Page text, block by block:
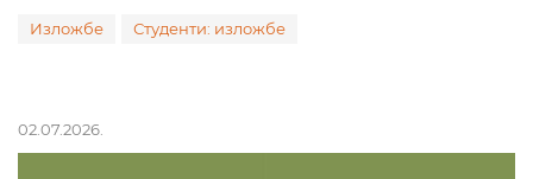
Изложбе Студенти: изложбе
02.07.2026.